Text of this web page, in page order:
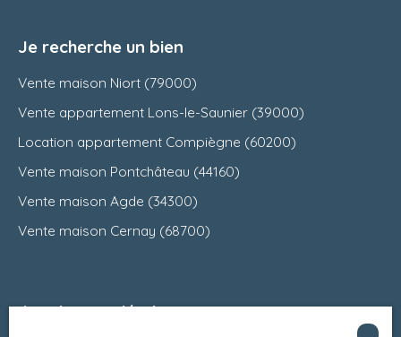
Je recherche un bien
Vente maison Niort (79000)
Vente appartement Lons-le-Saunier (39000)
Location appartement Compiègne (60200)
Vente maison Pontchâteau (44160)
Vente maison Agde (34300)
Vente maison Cernay (68700)
Je suis propriétaire